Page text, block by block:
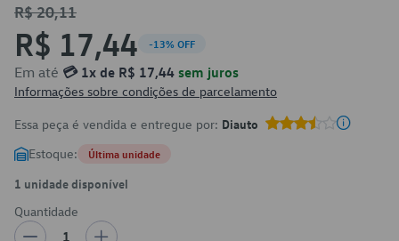
R$ 20,11
R$ 17,44 -13% OFF
Em até 💳 1x de R$ 17,44 sem juros
Informações sobre condições de parcelamento
Essa peça é vendida e entregue por: Diauto
Estoque: Última unidade
1 unidade disponível
Quantidade
1